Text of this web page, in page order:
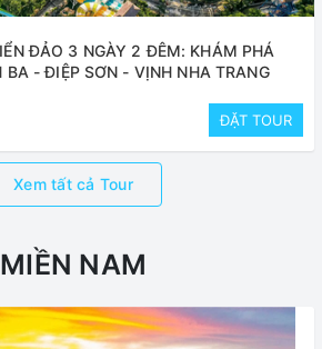
ĐẢO 3 NGÀY 2 ĐÊM: KHÁM PHÁ
BA - ĐIỆP SƠN - VỊNH NHA TRANG
ĐẶT TOUR
Xem tất cả Tour
MIỀN NAM